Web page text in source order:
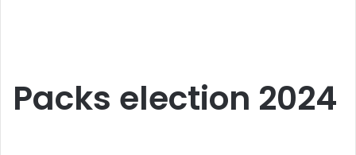
Packs election 2024